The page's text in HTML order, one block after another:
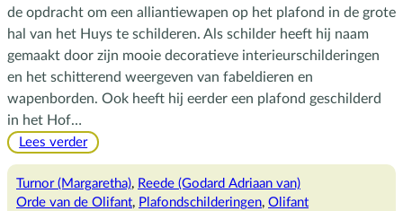
de opdracht om een alliantiewapen op het plafond in de grote
hal van het Huys te schilderen. Als schilder heeft hij naam
gemaakt door zijn mooie decoratieve interieurschilderingen
en het schitterend weergeven van fabeldieren en
wapenborden. Ook heeft hij eerder een plafond geschilderd
in het Hof…
Lees verder:
hond,
varken,
Turnor (Margaretha), Reede (Godard Adriaan van)
Orde van de Olifant, Plafondschilderingen, Olifant